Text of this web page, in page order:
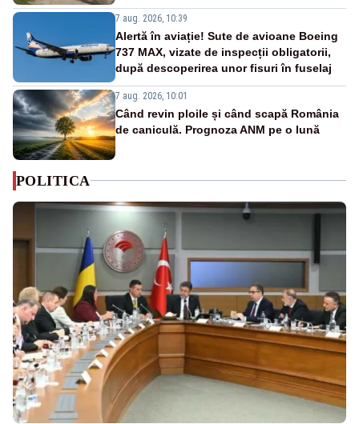
7 aug. 2026, 10:39
Alertă în aviație! Sute de avioane Boeing
737 MAX, vizate de inspecții obligatorii,
după descoperirea unor fisuri în fuselaj
7 aug. 2026, 10:01
Când revin ploile și când scapă România
de caniculă. Prognoza ANM pe o lună
POLITICA